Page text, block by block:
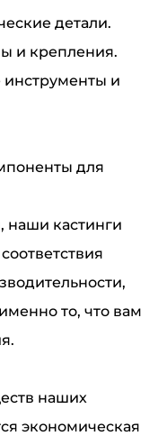
детали.
и крепления.
и
для
наши кастинги
то, что вам
наших
экономическая